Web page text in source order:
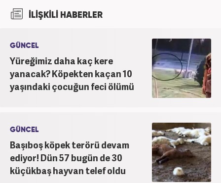
İLİŞKİLİ HABERLER
GÜNCEL
Yüreğimiz daha kaç kere
yanacak? Köpekten kaçan 10
yaşındaki çocuğun feci ölümü
GÜNCEL
Başıboş köpek terörü devam
ediyor! Dün 57 bugün de 30
küçükbaş hayvan telef oldu